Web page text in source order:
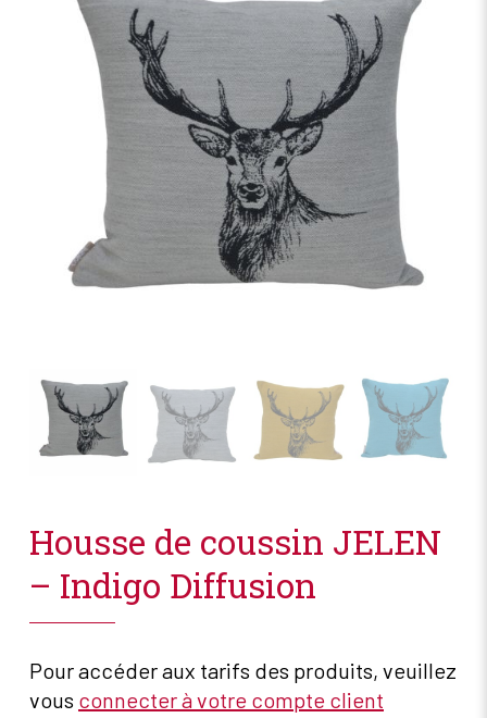
Housse de coussin JELEN
– Indigo Diffusion
Pour accéder aux tarifs des produits, veuillez
vous connecter à votre compte client